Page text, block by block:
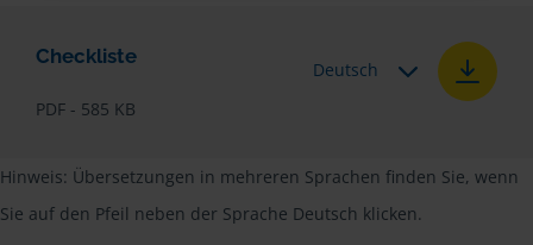
Checkliste
PDF - 585 KB
Deutsch
Hinweis: Übersetzungen in mehreren Sprachen finden Sie, wenn
Sie auf den Pfeil neben der Sprache Deutsch klicken.